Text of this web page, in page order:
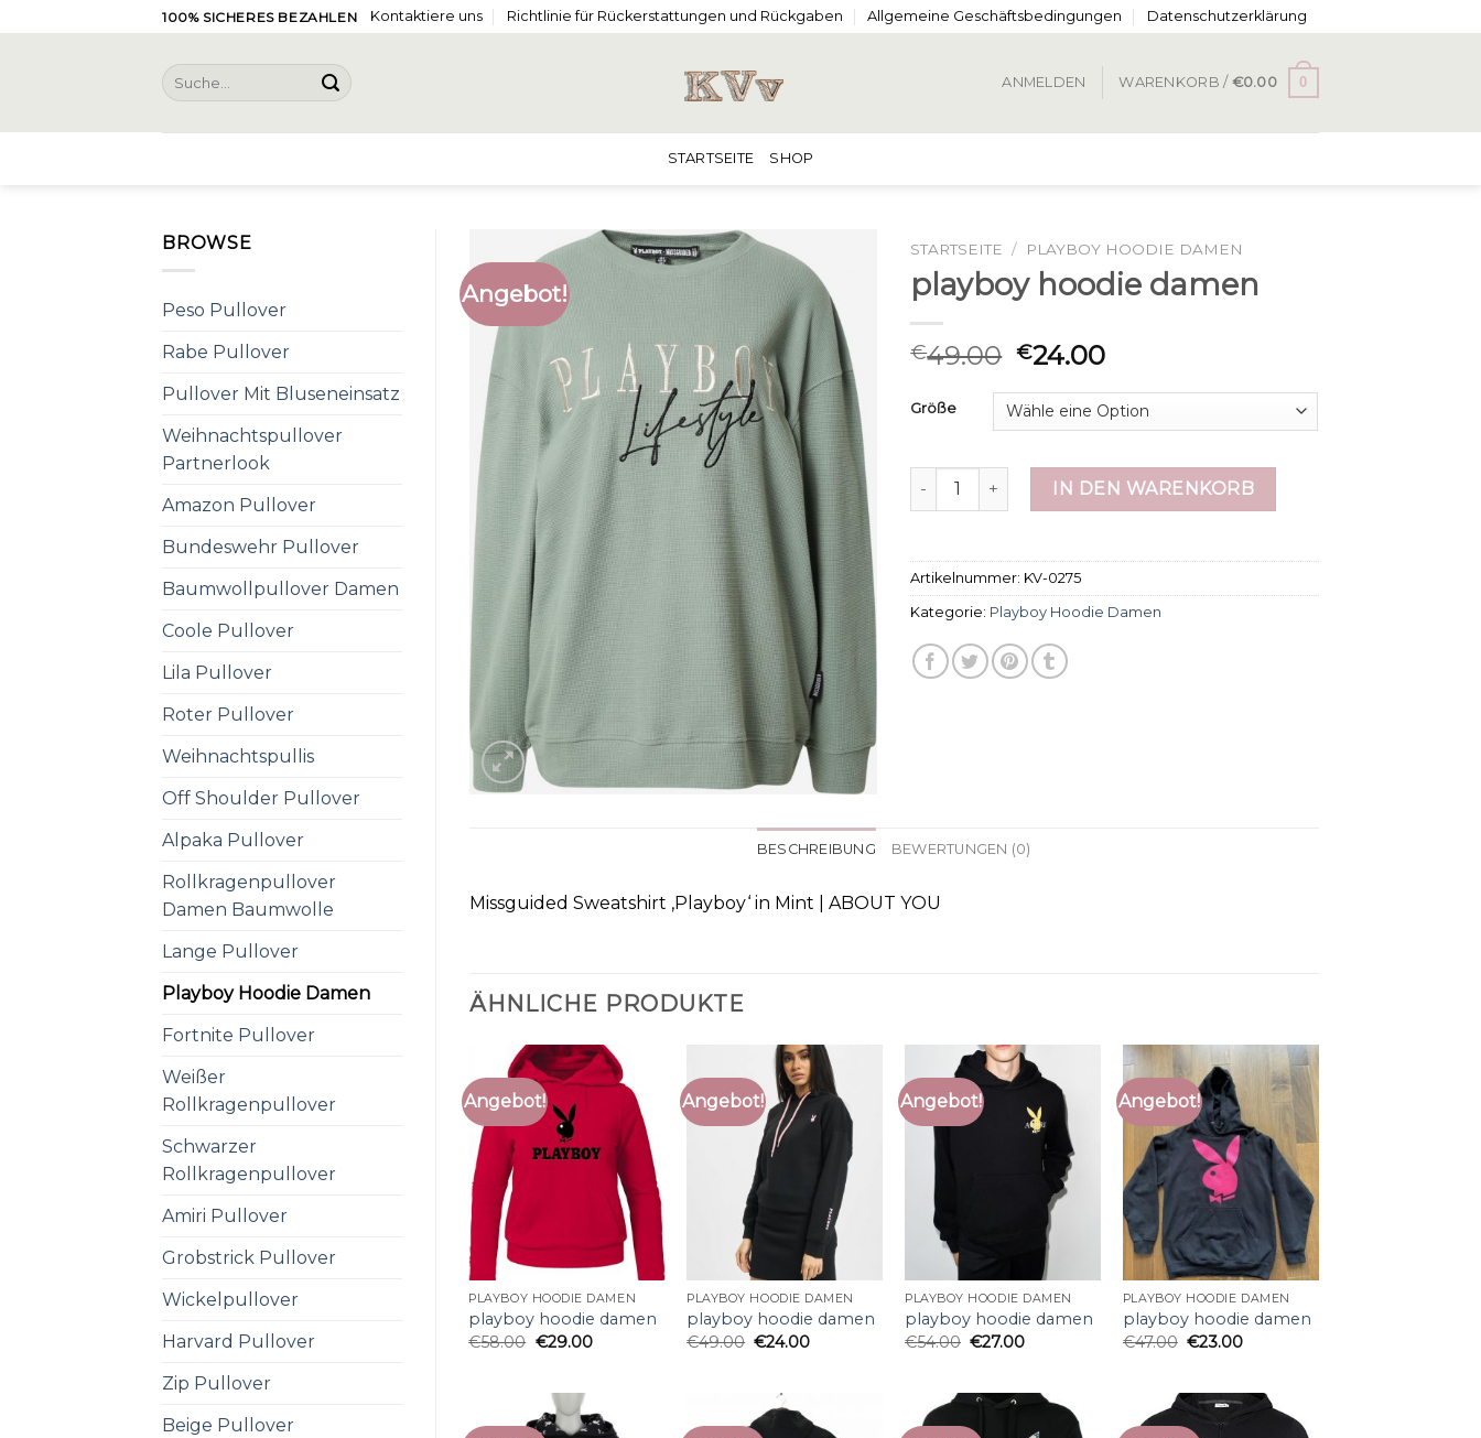
to
100% SICHERES BEZAHLEN Kontaktiere uns Richtlinie für Rückerstattungen und Rückgaben Allgemeine Geschäftsbedingungen Datenschutzerklärung
Suche
nach:
ANMELDEN WARENKORB / €0.00 0
STARTSEITE SHOP
BROWSE
Peso Pullover
Rabe Pullover
Pullover Mit Bluseneinsatz
Weihnachtspullover
Partnerlook
Amazon Pullover
Bundeswehr Pullover
Baumwollpullover Damen
Coole Pullover
Lila Pullover
Roter Pullover
Weihnachtspullis
Off Shoulder Pullover
Alpaka Pullover
Rollkragenpullover
Damen Baumwolle
Lange Pullover
Playboy Hoodie Damen
Fortnite Pullover
Weißer
Rollkragenpullover
Schwarzer
Rollkragenpullover
Amiri Pullover
Grobstrick Pullover
Wickelpullover
Harvard Pullover
Zip Pullover
Beige Pullover
Angebot!
STARTSEITE / PLAYBOY HOODIE DAMEN
playboy hoodie damen
€49.00 €24.00
Größe
playboy hoodie damen MengeIN DEN WARENKORB
Artikelnummer: KV-0275
Kategorie: Playboy Hoodie Damen
BESCHREIBUNG BEWERTUNGEN (0)
Missguided Sweatshirt ‚Playboy‘ in Mint | ABOUT YOU
ÄHNLICHE PRODUKTE
Angebot!
PLAYBOY HOODIE DAMEN
playboy hoodie damen
€58.00 €29.00
Angebot!
PLAYBOY HOODIE DAMEN
playboy hoodie damen
€49.00 €24.00
Angebot!
PLAYBOY HOODIE DAMEN
playboy hoodie damen
€54.00 €27.00
Angebot!
PLAYBOY HOODIE DAMEN
playboy hoodie damen
€47.00 €23.00